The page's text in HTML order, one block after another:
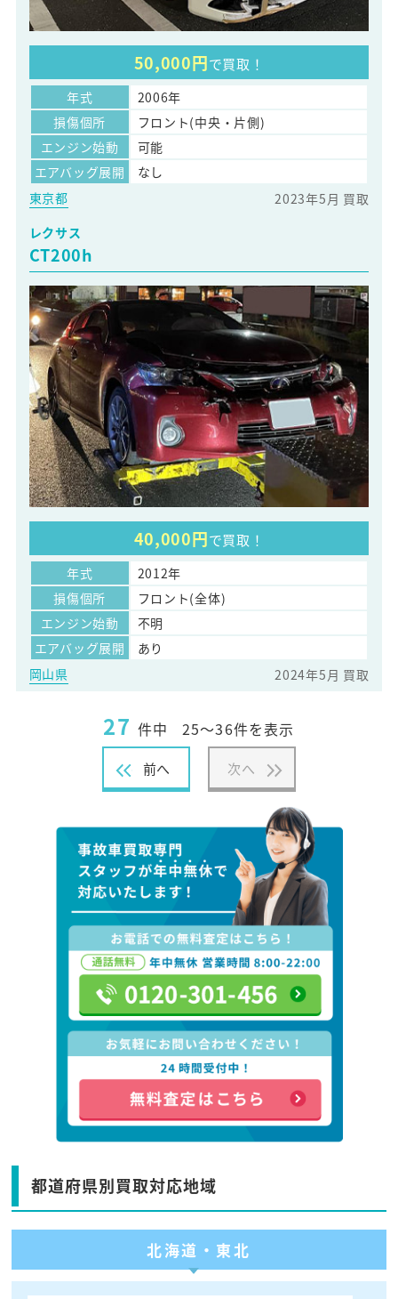
50,000円で買取！
年式
2006年
損傷個所
フロント(中央・片側)
エンジン始動
可能
エアバッグ展開
なし
東京都
2023年5月 買取
レクサス
CT200h
40,000円で買取！
年式
2012年
損傷個所
フロント(全体)
エンジン始動
不明
エアバッグ展開
あり
岡山県
2024年5月 買取
27 件中 25～36件を表示
前へ 次へ
都道府県別買取対応地域
北海道・東北